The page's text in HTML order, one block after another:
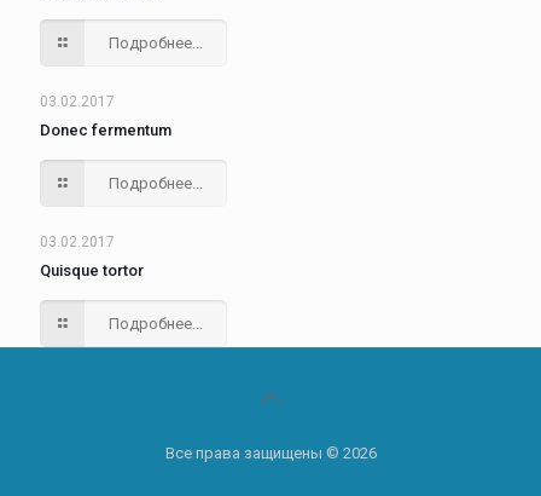
Подробнее...
03.02.2017
Donec fermentum
Подробнее...
03.02.2017
Quisque tortor
Подробнее...
Все права защищены © 2026